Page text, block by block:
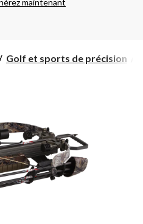
Golf et sports de précision